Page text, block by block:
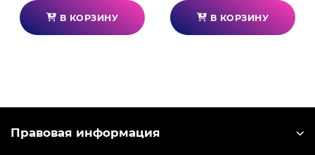
многомиллионную аудиторию. Компания-
разработчик miHoYo выпускает большое
упаковке.
В КОРЗИНУ В КОРЗИНУ
Правовая информация